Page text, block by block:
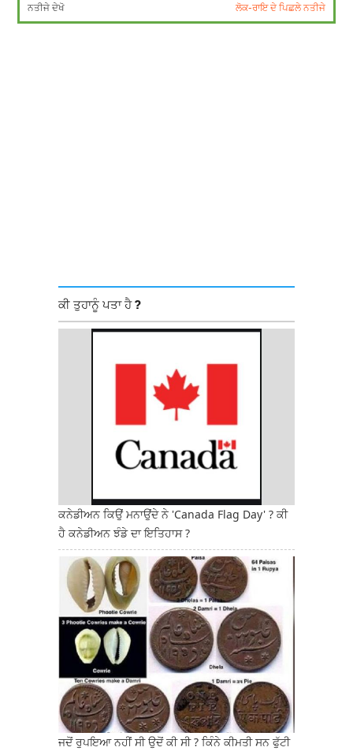
ਨਤੀਜੇ ਦੇਖੋ ਲੋਕ-ਰਾਇ ਦੇ ਪਿਛਲੇ ਨਤੀਜੇ
ਕੀ ਤੁਹਾਨੂੰ ਪਤਾ ਹੈ ?
ਕਨੇਡੀਅਨ ਕਿਉਂ ਮਨਾਉਂਦੇ ਨੇ 'Canada Flag Day' ? ਕੀ
ਹੈ ਕਨੇਡੀਅਨ ਝੰਡੇ ਦਾ ਇਤਿਹਾਸ ?
ਜਦੋਂ ਰੁਪਇਆ ਨਹੀਂ ਸੀ ਉਦੋਂ ਕੀ ਸੀ ? ਕਿੰਨੇ ਕੀਮਤੀ ਸਨ ਫੁੱਟੀ